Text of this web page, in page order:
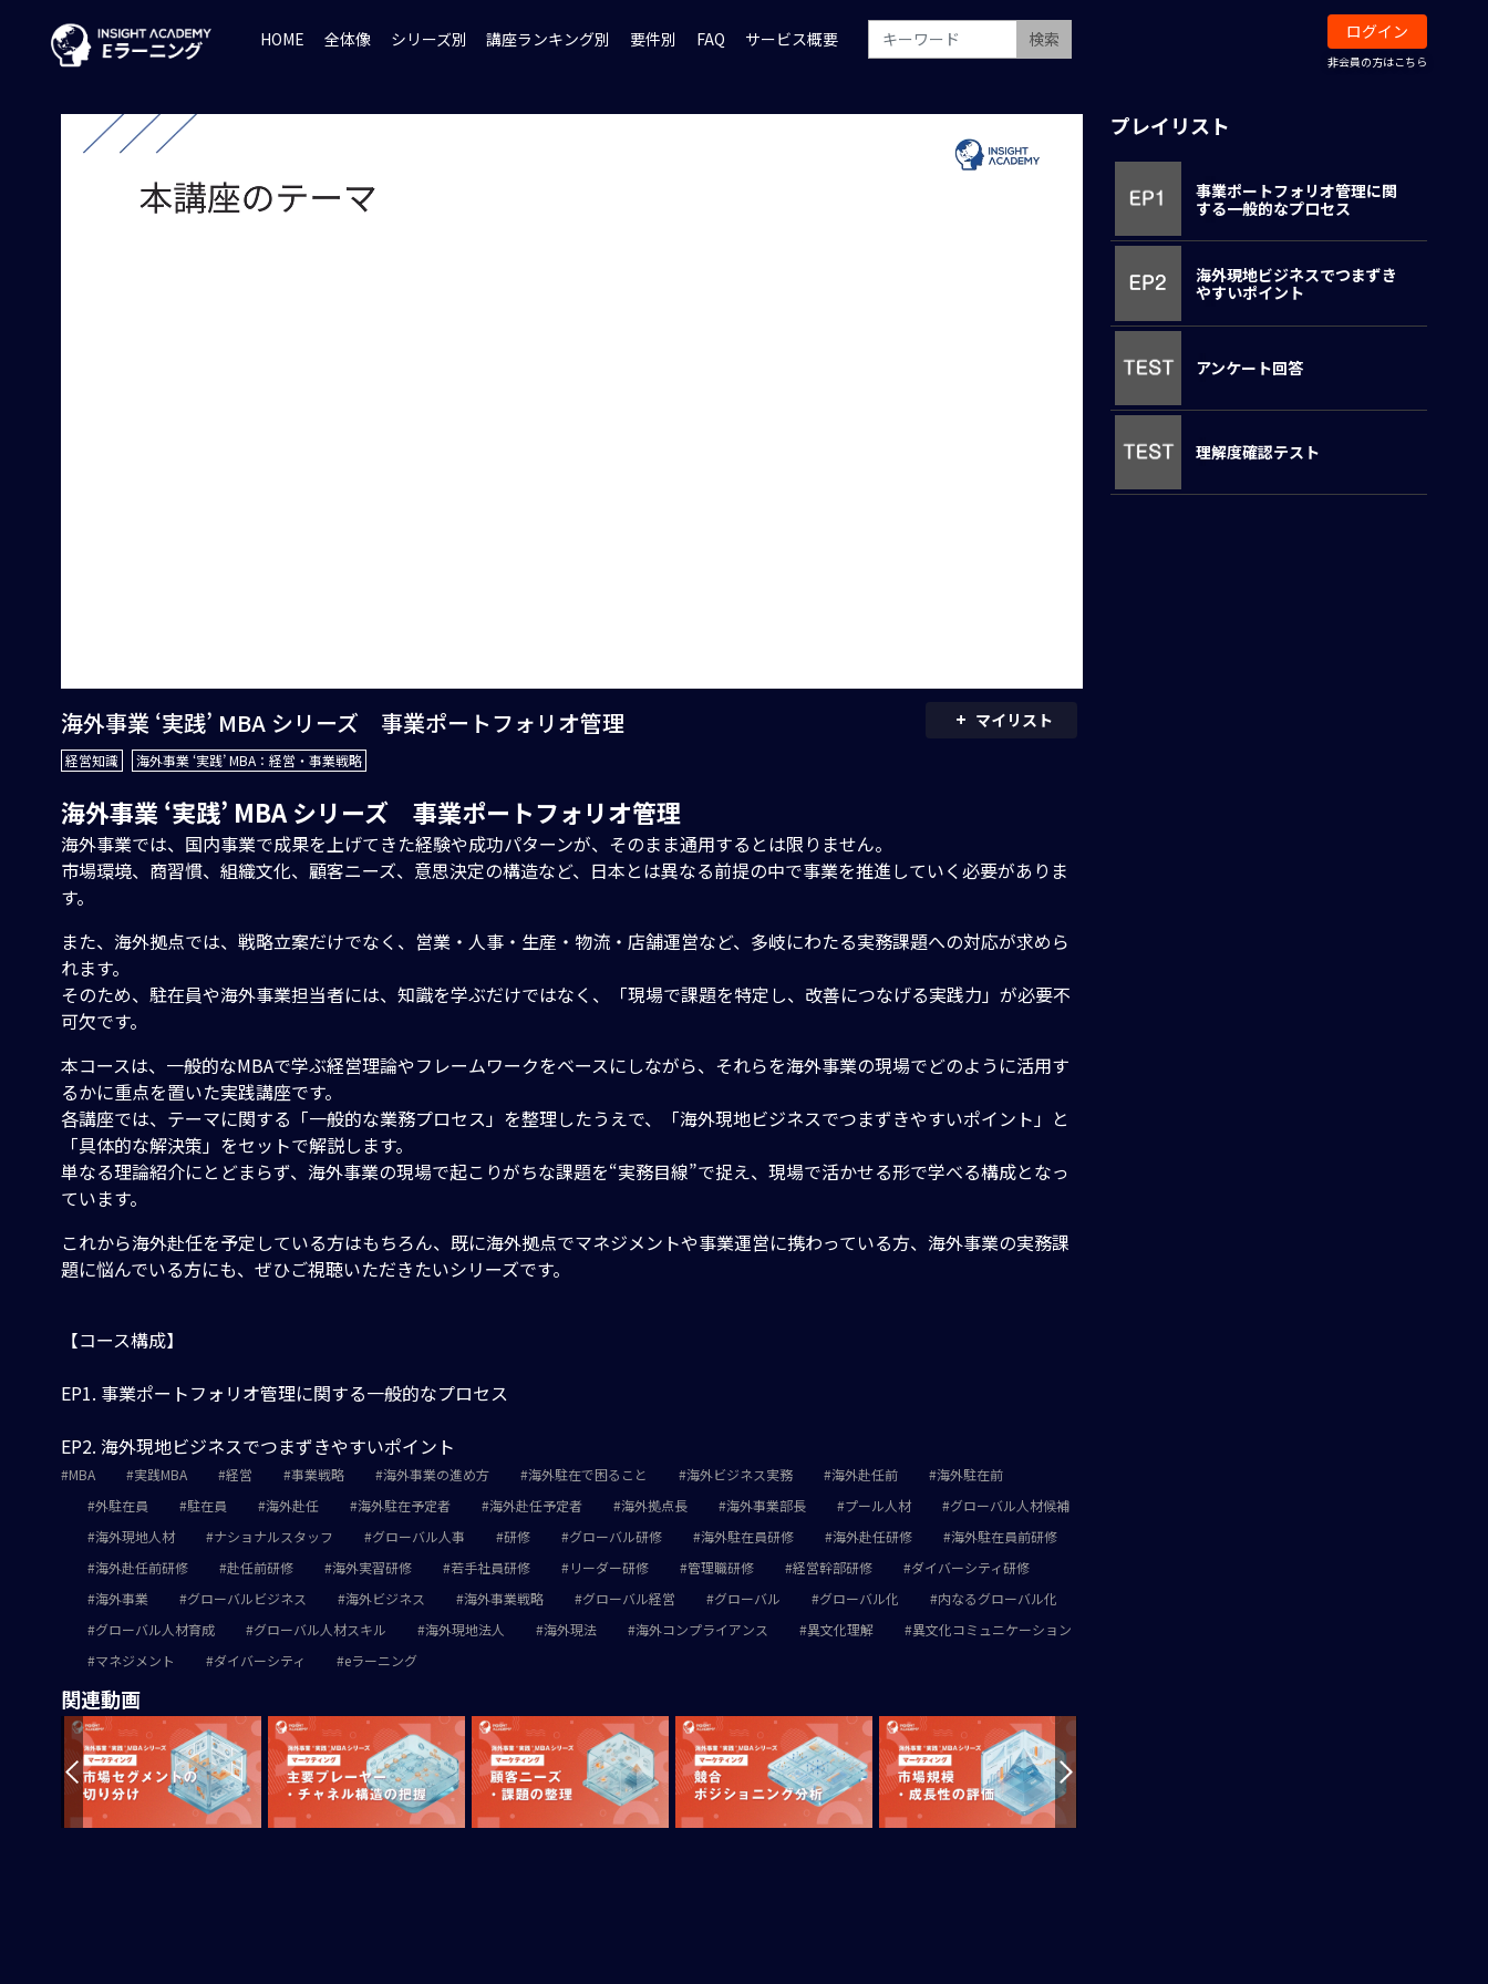
HOME 全体像 シリーズ別 講座ランキング別 要件別 FAQ サービス概要 検索 ログイン
非会員の方はこちら
+ マイリスト
海外事業 ‘実践’ MBA シリーズ 事業ポートフォリオ管理
経営知識 海外事業 ‘実践’ MBA：経営・事業戦略
海外事業 ‘実践’ MBA シリーズ 事業ポートフォリオ管理
海外事業では、国内事業で成果を上げてきた経験や成功パターンが、そのまま通用するとは限りません。
市場環境、商習慣、組織文化、顧客ニーズ、意思決定の構造など、日本とは異なる前提の中で事業を推進していく必要がありま
す。
また、海外拠点では、戦略立案だけでなく、営業・人事・生産・物流・店舗運営など、多岐にわたる実務課題への対応が求めら
れます。
そのため、駐在員や海外事業担当者には、知識を学ぶだけではなく、「現場で課題を特定し、改善につなげる実践力」が必要不
可欠です。
本コースは、一般的なMBAで学ぶ経営理論やフレームワークをベースにしながら、それらを海外事業の現場でどのように活用す
るかに重点を置いた実践講座です。
各講座では、テーマに関する「一般的な業務プロセス」を整理したうえで、「海外現地ビジネスでつまずきやすいポイント」と
「具体的な解決策」をセットで解説します。
単なる理論紹介にとどまらず、海外事業の現場で起こりがちな課題を“実務目線”で捉え、現場で活かせる形で学べる構成となっ
ています。
これから海外赴任を予定している方はもちろん、既に海外拠点でマネジメントや事業運営に携わっている方、海外事業の実務課
題に悩んでいる方にも、ぜひご視聴いただきたいシリーズです。
【コース構成】
EP1. 事業ポートフォリオ管理に関する一般的なプロセス
EP2. 海外現地ビジネスでつまずきやすいポイント
MBA 実践MBA 経営 事業戦略 海外事業の進め方 海外駐在で困ること 海外ビジネス実務 海外赴任前
海外駐在前
外駐在員
駐在員 海外赴任 海外駐在予定者 海外赴任予定者 海外拠点長 海外事業部長 プール人材
グローバル人材候補
海外現地人材
ナショナルスタッフ グローバル人事 研修 グローバル研修 海外駐在員研修 海外赴任研修
海外駐在員前研修
海外赴任前研修
赴任前研修 海外実習研修 若手社員研修 リーダー研修 管理職研修 経営幹部研修
ダイバーシティ研修
海外事業
グローバルビジネス 海外ビジネス 海外事業戦略 グローバル経営 グローバル グローバル化
内なるグローバル化
グローバル人材育成
グローバル人材スキル 海外現地法人 海外現法 海外コンプライアンス 異文化理解
異文化コミュニケーション
マネジメント
ダイバーシティ eラーニング
関連動画
プレイリスト
事業ポートフォリオ管理に関
する一般的なプロセス
海外現地ビジネスでつまずき
やすいポイント
アンケート回答
理解度確認テスト